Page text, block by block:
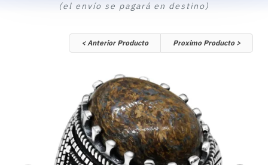
(el envío se pagará en destino)
< Anterior Producto Proximo Producto >